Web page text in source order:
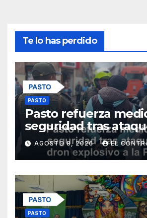
Te lo has perdido
PASTO
Pasto refuerza
seguridad tras
dron explosivo a la
Metropolitana
AGOSTO 8, 2026 EL
PASTO